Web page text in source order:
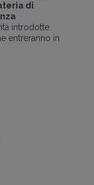
di
introdotte
entreranno in